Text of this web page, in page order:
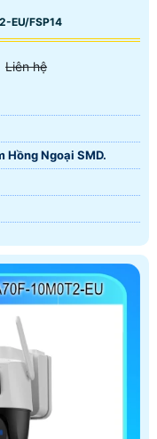
EU/FSP14
Liên hệ
Hồng Ngoại SMD.